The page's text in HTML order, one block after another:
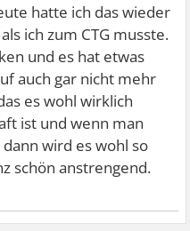
hatte ich das wieder
ich zum CTG musste.
und es hat etwas
auch gar nicht mehr
es wohl wirklich
ist und wenn man
wird es wohl so
schön anstrengend.